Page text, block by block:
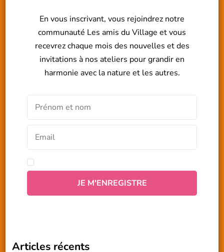
En vous inscrivant, vous rejoindrez notre
communauté Les amis du Village et vous
recevrez chaque mois des nouvelles et des
invitations à nos ateliers pour grandir en
harmonie avec la nature et les autres.
Articles récents